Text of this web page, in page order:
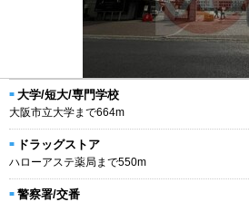
大学/短大/専門学校
大阪市立大学まで664m
ドラッグストア
ハローアステ薬局まで550m
警察署/交番